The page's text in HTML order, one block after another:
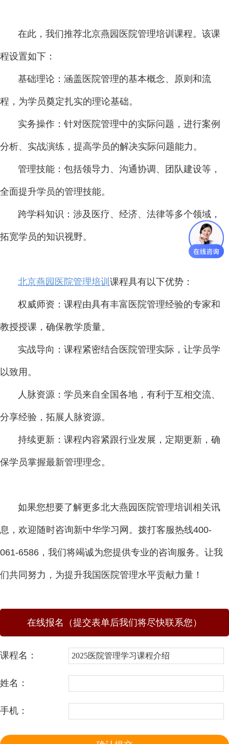
在此，我们推荐北京燕园医院管理培训课程。该课
程设置如下：
基础理论：涵盖医院管理的基本概念、原则和流
程，为学员奠定扎实的理论基础。
实务操作：针对医院管理中的实际问题，进行案例
分析、实战演练，提高学员的解决实际问题能力。
管理技能：包括领导力、沟通协调、团队建设等，
全面提升学员的管理技能。
跨学科知识：涉及医疗、经济、法律等多个领域，
拓宽学员的知识视野。
北京燕园医院管理培训课程具有以下优势：
权威师资：课程由具有丰富医院管理经验的专家和
教授授课，确保教学质量。
实战导向：课程紧密结合医院管理实际，让学员学
以致用。
人脉资源：学员来自全国各地，有利于互相交流、
分享经验，拓展人脉资源。
持续更新：课程内容紧跟行业发展，定期更新，确
保学员掌握最新管理理念。
如果您想要了解更多北大燕园医院管理培训相关讯
息，欢迎随时咨询新中华学习网。拨打客服热线400-
061-6586，我们将竭诚为您提供专业的咨询服务。让我
们共同努力，为提升我国医院管理水平贡献力量！
在线报名（提交表单后我们将尽快联系您）
课程名：
姓名：
手机：